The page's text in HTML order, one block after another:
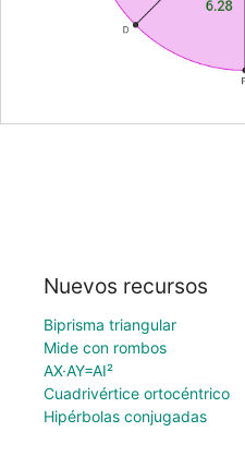
Nuevos recursos
Biprisma triangular
Mide con rombos
AX·AY=AI²
Cuadrivértice ortocéntrico
Hipérbolas conjugadas